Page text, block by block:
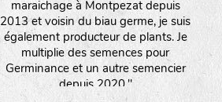
maraichage à Montpezat depuis
2013 et voisin du biau germe, je suis
également producteur de plants. Je
multiplie des semences pour
Germinance et un autre semencier
depuis 2020."